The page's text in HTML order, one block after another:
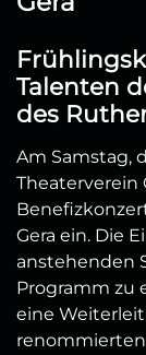
Talenten
des
Am Samstag,
Theaterverein
Gera ein. Die
anstehenden
Programm zu
eine